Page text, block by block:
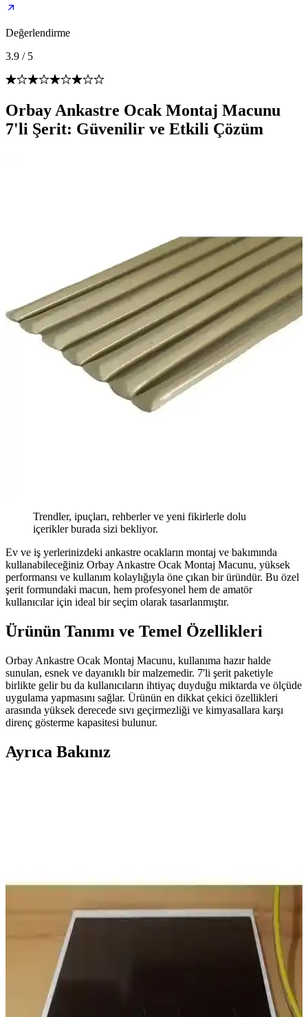
Değerlendirme
3.9 / 5
Orbay Ankastre Ocak Montaj Macunu
7'li Şerit: Güvenilir ve Etkili Çözüm
Trendler, ipuçları, rehberler ve yeni fikirlerle dolu
içerikler burada sizi bekliyor.
Ev ve iş yerlerinizdeki ankastre ocakların montaj ve bakımında
kullanabileceğiniz Orbay Ankastre Ocak Montaj Macunu, yüksek
performansı ve kullanım kolaylığıyla öne çıkan bir üründür. Bu özel
şerit formundaki macun, hem profesyonel hem de amatör
kullanıcılar için ideal bir seçim olarak tasarlanmıştır.
Ürünün Tanımı ve Temel Özellikleri
Orbay Ankastre Ocak Montaj Macunu, kullanıma hazır halde
sunulan, esnek ve dayanıklı bir malzemedir. 7'li şerit paketiyle
birlikte gelir bu da kullanıcıların ihtiyaç duyduğu miktarda ve ölçüde
uygulama yapmasını sağlar. Ürünün en dikkat çekici özellikleri
arasında yüksek derecede sıvı geçirmezliği ve kimyasallara karşı
direnç gösterme kapasitesi bulunur.
Ayrıca Bakınız
Kenz Life Ankastre Modülü Kabini İncelemesi:
Tasarım, Kullanım ve Montaj Detayları
Kenz Life ankastre kabini, şık tasarımı ve fonksiyonelliği ile
mutfaklara estetik katarken, montaj ve dayanıklılık konularında
dikkat edilmesi gereken noktaları içerir.
Mobben Ankastre Dolabı: Modern Tasarım ve
İşlevselliğin Birleşimi